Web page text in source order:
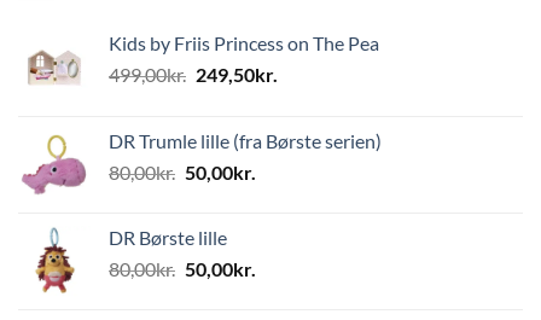
Kids by Friis Princess on The Pea
499,00kr. Den
var:
499,00kr..
249,50kr.
er:
DR Trumle lille (fra Børste serien)
80,00kr. Den
var:
80,00kr..
50,00kr.
50,00kr..
DR Børste lille
80,00kr. Den
50,00kr.